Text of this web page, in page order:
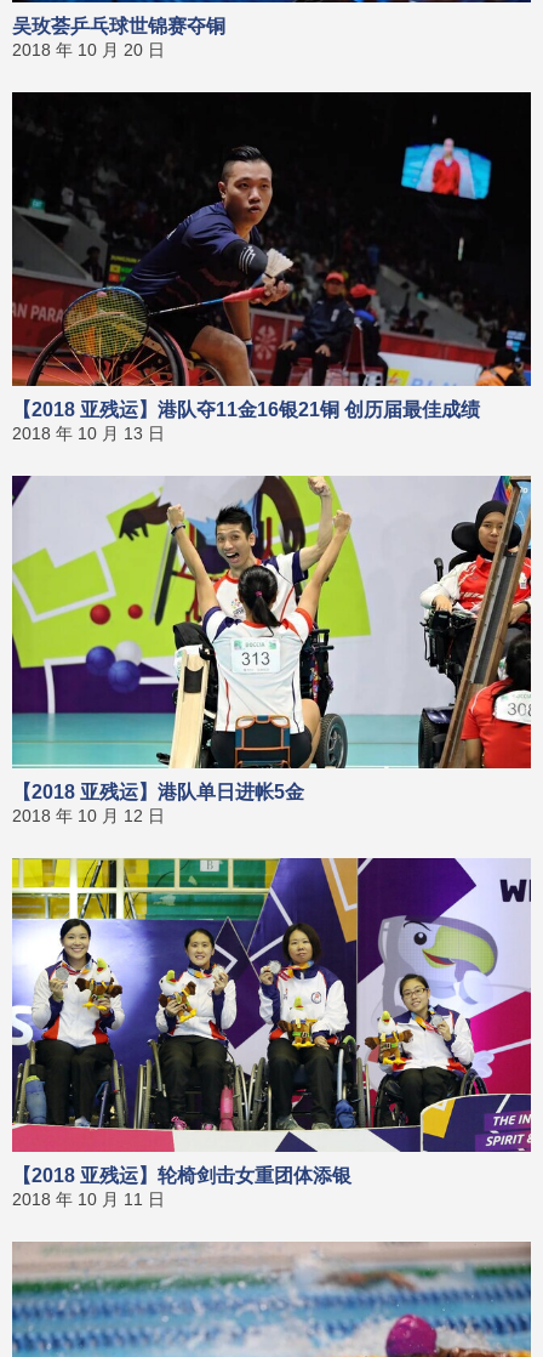
吴玫荟乒乓球世锦赛夺铜
2018 年 10 月 20 日
【2018 亚残运】港队夺11金16银21铜 创历届最佳成绩
2018 年 10 月 13 日
【2018 亚残运】港队单日进帐5金
2018 年 10 月 12 日
【2018 亚残运】轮椅剑击女重团体添银
2018 年 10 月 11 日